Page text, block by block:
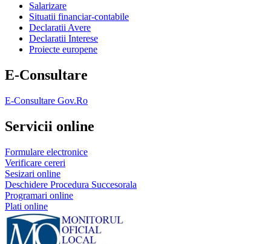
Salarizare
Situatii financiar-contabile
Declaratii Avere
Declaratii Interese
Proiecte europene
E-Consultare
E-Consultare Gov.Ro
Servicii online
Formulare electronice
Verificare cereri
Sesizari online
Deschidere Procedura Succesorala
Programari online
Plati online